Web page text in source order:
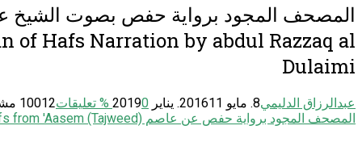
المصحف المجود برواية حفص بصوت الشيخ
of Hafs Narration by abdul Razzaq al
Dulaimi
عبدالرزاق الدليمي8. مايو 2016 11. يناير 2019 0 % تعليقات10012 مشاهدة
المصحف المجود برواية حفص عن عاصم Narration: Hafs from 'Aasem (Tajweed)